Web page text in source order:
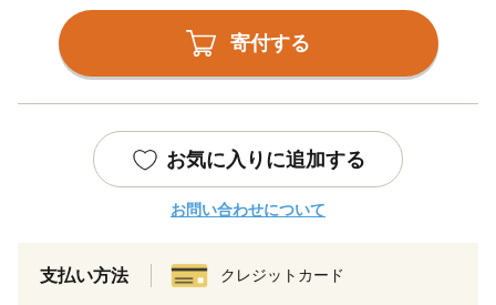
寄付する
お気に入りに追加する
お問い合わせについて
支払い方法 クレジットカード